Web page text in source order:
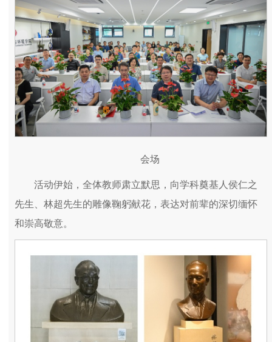
会场
活动伊始，全体教师肃立默思，向学科奠基人侯仁之
先生、林超先生的雕像鞠躬献花，表达对前辈的深切缅怀
和崇高敬意。